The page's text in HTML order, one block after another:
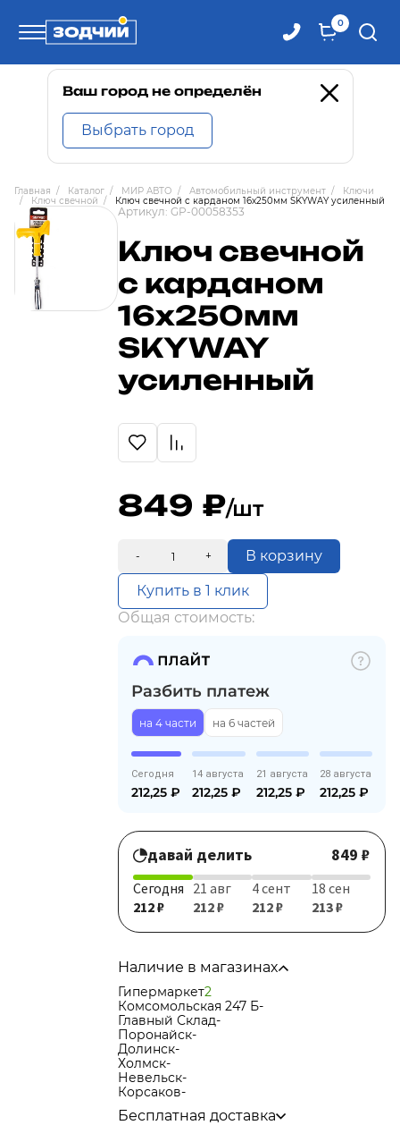
0
Телефоны
8 800 100-71-71
8 (4242) 30-00-27
8 (4242) 30-00-72
Ваш город не определён
Выбрать город
Главная / Каталог / МИР АВТО / Автомобильный инструмент /
Ключи
/
Ключ свечной / Ключ свечной с карданом 16х250мм SKYWAY усиленный
Артикул: GP-00058353
Ключ свечной
с карданом
16х250мм
SKYWAY
усиленный
849 /шт
- + В корзину
Купить в 1 клик
Общая стоимость:
Разбить платеж
на 4 части на 6 частей
Сегодня
212,25 ₽
14 августа
212,25₽
21 августа
212,25 ₽
28 августа
212,25 ₽
давай делить 849 ₽
Сегодня
212 ₽
21 авг
212 ₽
4 сент
212 ₽
18 сен
213 ₽
Наличие в магазинах
Гипермаркет2
Комсомольская 247 Б-
Главный Склад-
Поронайск-
Долинск-
Холмск-
Невельск-
Корсаков-
Бесплатная доставка